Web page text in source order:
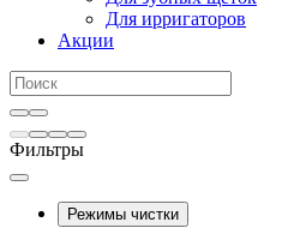
Для ирригаторов
Акции
Фильтры
Режимы чистки